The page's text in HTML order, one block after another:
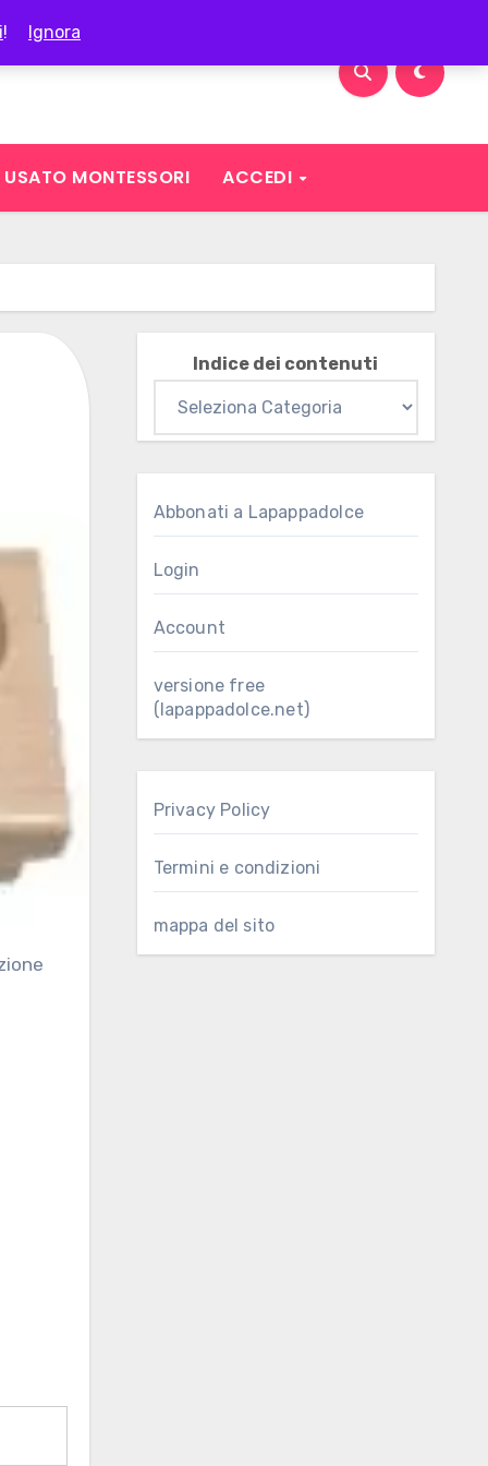
! Ignora
USATO MONTESSORI ACCEDI
Indice dei contenuti
Abbonati a Lapappadolce
Login
Account
versione free
(lapappadolce.net)
Privacy Policy
Termini e condizioni
mappa del sito